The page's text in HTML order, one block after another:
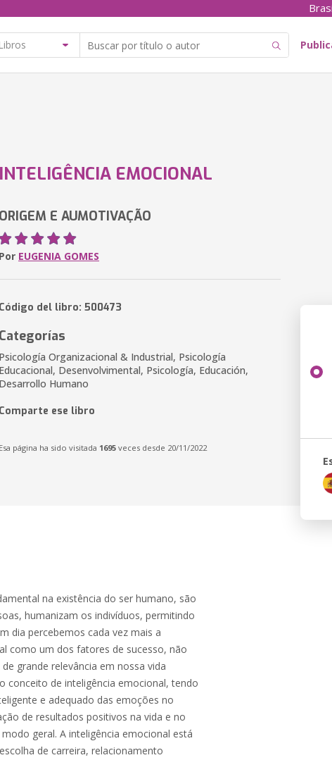
INTELIGÊNCIA EMOCIONAL
ORIGEM E AUMOTIVAÇÃO
Por EUGENIA GOMES
Código del libro: 500473
Categorías
Psicología Organizacional & Industrial, Psicología
Educacional, Desenvolvimental, Psicología, Educación,
Desarrollo Humano
Comparte ese libro
Esa página ha sido visitada 1695 veces desde 20/11/2022
na existência do ser humano, são
humanizam os indivíduos, permitindo
dia percebemos cada vez mais a
como um dos fatores de sucesso, não
grande relevância em nossa vida
conceito de inteligência emocional, tendo
e adequado das emoções no
de resultados positivos na vida e no
geral. A inteligência emocional está
de carreira, relacionamento